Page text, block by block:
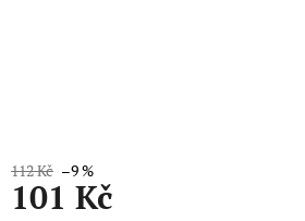
112 Kč –9 %
101 Kč